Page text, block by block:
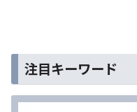
注目キーワード